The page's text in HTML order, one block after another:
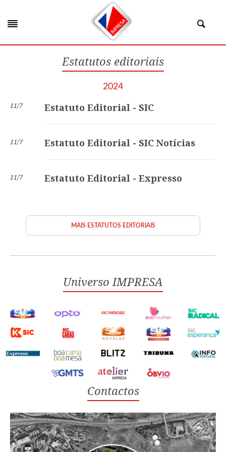
Estatutos editoriais
2024
11/7 Estatuto Editorial - SIC
11/7 Estatuto Editorial - SIC Notícias
11/7 Estatuto Editorial - Expresso
MAIS ESTATUTOS EDITORIAIS
Universo IMPRESA
Contactos